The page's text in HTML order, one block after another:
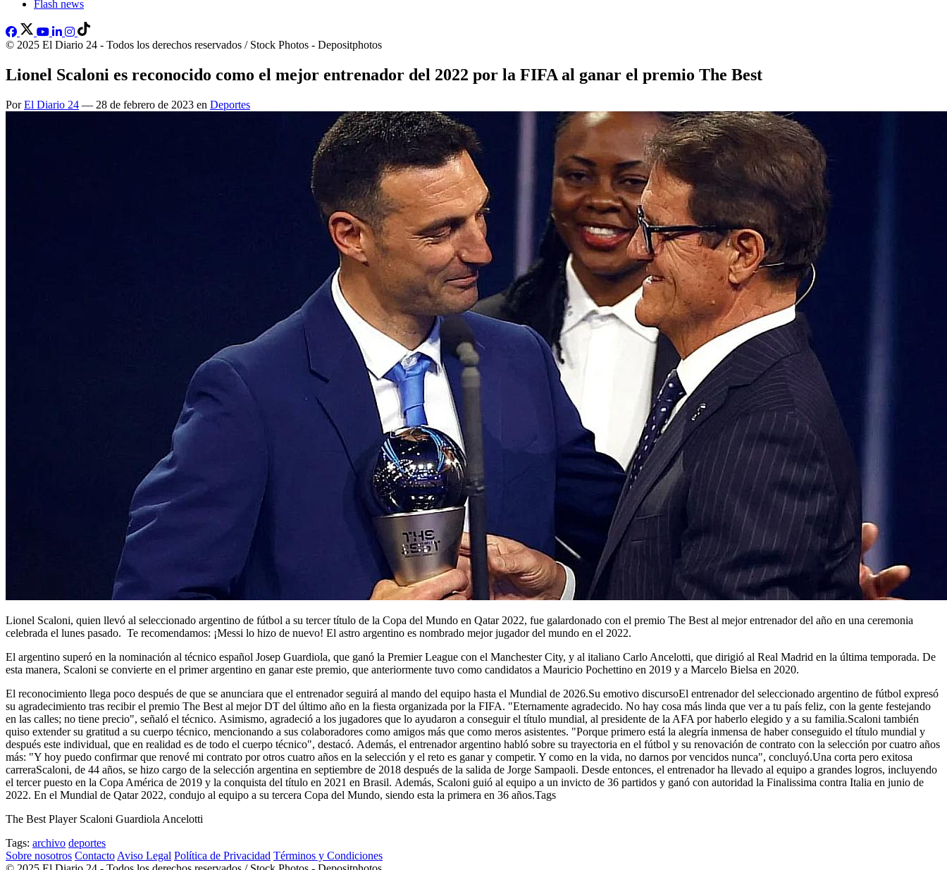
Flash news
© 2025 El Diario 24 - Todos los derechos reservados / Stock Photos - Depositphotos
Lionel Scaloni es reconocido como el mejor entrenador del 2022 por la FIFA al ganar el premio The Best
PorEl Diario 24 — 28 de febrero de 2023 en Deportes
Lionel Scaloni, quien llevó al seleccionado argentino de fútbol a su tercer título de la Copa del Mundo en Qatar 2022, fue galardonado con el premio The Best al mejor entrenador del año en una ceremonia
celebrada el lunes pasado. Te recomendamos: ¡Messi lo hizo de nuevo! El astro argentino es nombrado mejor jugador del mundo en el 2022.
El argentino superó en la nominación al técnico español Josep Guardiola, que ganó la Premier League con el Manchester City, y al italiano Carlo Ancelotti, que dirigió al Real Madrid en la última temporada. De
esta manera, Scaloni se convierte en el primer argentino en ganar este premio, que anteriormente tuvo como candidatos a Mauricio Pochettino en 2019 y a Marcelo Bielsa en 2020.
El reconocimiento llega poco después de que se anunciara que el entrenador seguirá al mando del equipo hasta el Mundial de 2026.Su emotivo discursoEl entrenador del seleccionado argentino de fútbol expresó
su agradecimiento tras recibir el premio The Best al mejor DT del último año en la fiesta organizada por la FIFA. "Eternamente agradecido. No hay cosa más linda que ver a tu país feliz, con la gente festejando
en las calles; no tiene precio", señaló el técnico. Asimismo, agradeció a los jugadores que lo ayudaron a conseguir el título mundial, al presidente de la AFA por haberlo elegido y a su familia.Scaloni también
quiso extender su gratitud a su cuerpo técnico, mencionando a sus colaboradores como amigos más que como meros asistentes. "Porque primero está la alegría inmensa de haber conseguido el título mundial y
después este individual, que en realidad es de todo el cuerpo técnico", destacó. Además, el entrenador argentino habló sobre su trayectoria en el fútbol y su renovación de contrato con la selección por cuatro años
más: "Y hoy puedo confirmar que renové mi contrato por otros cuatro años en la selección y el reto es ganar y competir. Y como en la vida, no darnos por vencidos nunca", concluyó.Una corta pero exitosa
carreraScaloni, de 44 años, se hizo cargo de la selección argentina en septiembre de 2018 después de la salida de Jorge Sampaoli. Desde entonces, el entrenador ha llevado al equipo a grandes logros, incluyendo
el tercer puesto en la Copa América de 2019 y la conquista del título en 2021 en Brasil. Además, Scaloni guió al equipo a un invicto de 36 partidos y ganó con autoridad la Finalissima contra Italia en junio de
2022. En el Mundial de Qatar 2022, condujo al equipo a su tercera Copa del Mundo, siendo esta la primera en 36 años.Tags
The Best Player Scaloni Guardiola Ancelotti
Tags: archivo deportes
Sobre nosotros Contacto Aviso Legal Política de Privacidad Términos y Condiciones